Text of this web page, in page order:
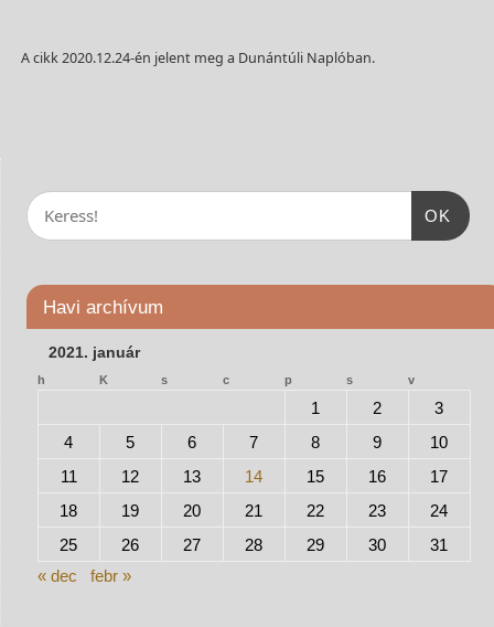
A cikk 2020.12.24-én jelent meg a Dunántúli Naplóban.
OK
Havi archívum
2021. január
h K s c p s v
1 2
3
4
5 6 7 8 9
10
11
12 13 14 15 16
17
18
19 20 21 22 23
24
25
26 27 28 29 30
31
« dec
febr »